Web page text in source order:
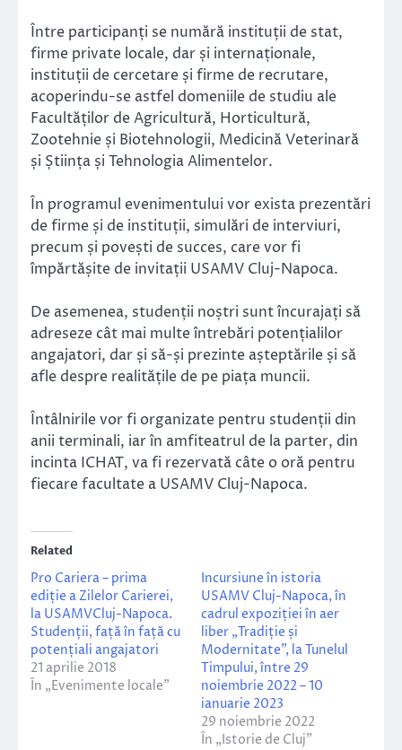
Între participanți se numără instituții de stat,
firme private locale, dar și internaționale,
instituții de cercetare și firme de recrutare,
acoperindu-se astfel domeniile de studiu ale
Facultăților de Agricultură, Horticultură,
Zootehnie și Biotehnologii, Medicină Veterinară
și Știința și Tehnologia Alimentelor.
În programul evenimentului vor exista prezentări
de firme și de instituții, simulări de interviuri,
precum și povești de succes, care vor fi
împărtășite de invitații USAMV Cluj-Napoca.
De asemenea, studenții noștri sunt încurajați să
adreseze cât mai multe întrebări potențialilor
angajatori, dar și să-și prezinte așteptările și să
afle despre realitățile de pe piața muncii.
Întâlnirile vor fi organizate pentru studenții din
anii terminali, iar în amfiteatrul de la parter, din
incinta ICHAT, va fi rezervată câte o oră pentru
fiecare facultate a USAMV Cluj-Napoca.
Related
Pro Cariera – prima
ediție a Zilelor Carierei,
la USAMVCluj-Napoca.
Studenții, față în față cu
potențiali angajatori
21 aprilie 2018
În „Evenimente locale”
Incursiune în istoria
USAMV Cluj-Napoca, în
cadrul expoziției în aer
liber „Tradiție și
Modernitate”, la Tunelul
Timpului, între 29
noiembrie 2022 – 10
ianuarie 2023
29 noiembrie 2022
În „Istorie de Cluj”